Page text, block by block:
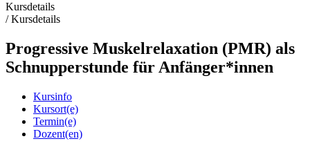
Kursdetails
/Kursdetails
Progressive Muskelrelaxation (PMR) als
Schnupperstunde für Anfänger*innen
Kursinfo
Kursort(e)
Termin(e)
Dozent(en)